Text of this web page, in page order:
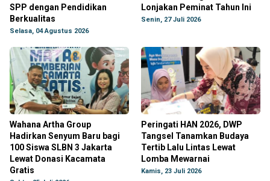
SPP dengan Pendidikan
Berkualitas
Selasa, 04 Agustus 2026
Lonjakan Peminat Tahun Ini
Senin, 27 Juli 2026
Wahana Artha Group
Hadirkan Senyum Baru bagi
100 Siswa SLBN 3 Jakarta
Lewat Donasi Kacamata
Gratis
Peringati HAN 2026, DWP
Tangsel Tanamkan Budaya
Tertib Lalu Lintas Lewat
Lomba Mewarnai
Kamis, 23 Juli 2026